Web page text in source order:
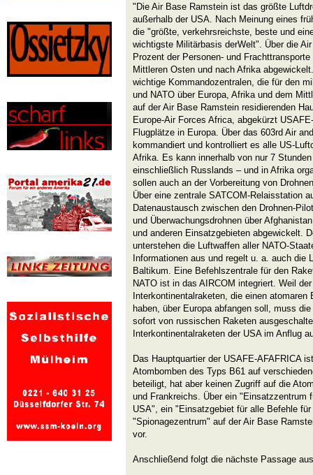
"Die Air Base Ramstein ist das größte
außerhalb der USA. Nach Meinung eines
die "größte, verkehrsreichste, beste und
wichtigste Militärbasis derWelt". Über die
Prozent der Personen- und
Mittleren Osten und nach Afrika
wichtige Kommandozentralen, die für den
und NATO über Europa, Afrika und dem
auf der Air Base Ramstein residierenden
Europe-Air Forces Africa, abgekürzt
Flugplätze in Europa. Über das 603rd Air
kommandiert und kontrolliert es alle US-
Afrika. Es kann innerhalb von nur 7
einschließlich Russlands – und in Afrika
sollen auch an der Vorbereitung von
Über eine zentrale SATCOM-Relaisstation
Datenaustausch zwischen den Drohnen-
und Überwachungsdrohnen über
und anderen Einsatzgebieten abgewickelt.
unterstehen die Luftwaffen aller NATO-
Informationen aus und regelt u. a. auch die
Baltikum. Eine Befehlszentrale für den
NATO ist in das AIRCOM integriert. Weil
Interkontinentalraketen, die einen atomaren
haben, über Europa abfangen soll, muss
sofort von russischen Raketen
Interkontinentalraketen der USA im Anflug
Das Hauptquartier der USAFE-AFAFRICA
Atombomben des Typs B61 auf
beteiligt, hat aber keinen Zugriff auf die
und Frankreichs. Über ein "Einsatzzentrum
USA", ein "Einsatzgebiet für alle Befehle
"Spionagezentrum" auf der Air Base
vor.
Anschließend folgt die nächste Passage